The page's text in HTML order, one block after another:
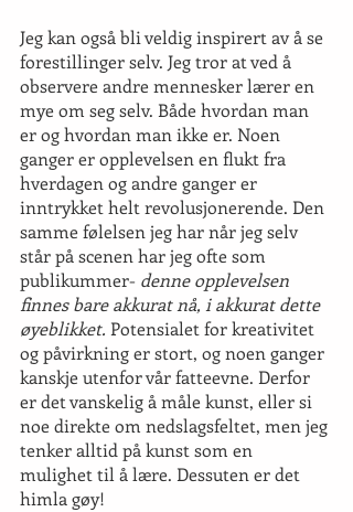
Jeg kan også bli veldig inspirert av å se
forestillinger selv. Jeg tror at ved å
observere andre mennesker lærer en
mye om seg selv. Både hvordan man
er og hvordan man ikke er. Noen
ganger er opplevelsen en flukt fra
hverdagen og andre ganger er
inntrykket helt revolusjonerende. Den
samme følelsen jeg har når jeg selv
står på scenen har jeg ofte som
publikummer- denne opplevelsen
finnes bare akkurat nå, i akkurat dette
øyeblikket. Potensialet for kreativitet
og påvirkning er stort, og noen ganger
kanskje utenfor vår fatteevne. Derfor
er det vanskelig å måle kunst, eller si
noe direkte om nedslagsfeltet, men jeg
tenker alltid på kunst som en
mulighet til å lære. Dessuten er det
himla gøy!